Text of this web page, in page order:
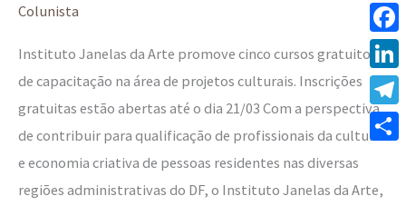
Colunista
Instituto Janelas da Arte promove cinco cursos gratuitos
de capacitação na área de projetos culturais. Inscrições
gratuitas estão abertas até o dia 21/03 Com a perspectiva
de contribuir para qualificação de profissionais da cultura
e economia criativa de pessoas residentes nas diversas
regiões administrativas do DF, o Instituto Janelas da Arte,
cultura